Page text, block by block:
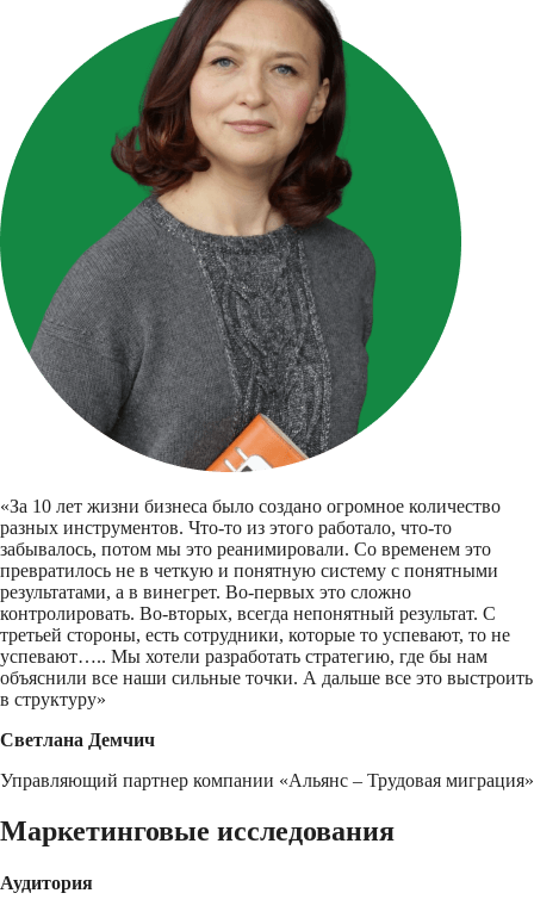
«За 10 лет жизни бизнеса было создано огромное количество
разных инструментов. Что-то из этого работало, что-то
забывалось, потом мы это реанимировали. Со временем это
превратилось не в четкую и понятную систему с понятными
результатами, а в винегрет. Во-первых это сложно
контролировать. Во-вторых, всегда непонятный результат. С
третьей стороны, есть сотрудники, которые то успевают, то не
успевают….. Мы хотели разработать стратегию, где бы нам
объяснили все наши сильные точки. А дальше все это выстроить
в структуру»
Светлана Демчич
Управляющий партнер компании «Альянс – Трудовая миграция»
Маркетинговые исследования
Аудитория